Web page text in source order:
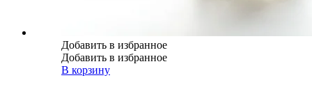
Добавить в избранное
Добавить в избранное
В корзину